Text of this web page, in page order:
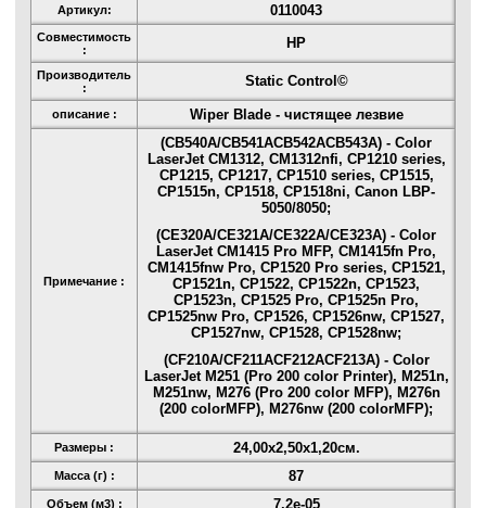
Артикул: 0110043
Совместимость
:
HP
Производитель
:
Static Control©
описание : Wiper Blade - чистящее лезвие
Примечание :
(CB540A/CB541ACB542ACB543A) - Color
LaserJet CM1312, CM1312nfi, CP1210 series,
CP1215, CP1217, CP1510 series, CP1515,
CP1515n, CP1518, CP1518ni, Canon LBP-
5050/8050;
(CE320A/CE321A/CE322A/CE323A) - Color
LaserJet CM1415 Pro MFP, CM1415fn Pro,
CM1415fnw Pro, CP1520 Pro series, CP1521,
CP1521n, CP1522, CP1522n, CP1523,
CP1523n, CP1525 Pro, CP1525n Pro,
CP1525nw Pro, CP1526, CP1526nw, CP1527,
CP1527nw, CP1528, CP1528nw;
(CF210A/CF211ACF212ACF213A) - Color
LaserJet M251 (Pro 200 color Printer), M251n,
M251nw, M276 (Pro 200 color MFP), M276n
(200 colorMFP), M276nw (200 colorMFP);
Размеры : 24,00x2,50x1,20см.
Масса (г) : 87
Объем (м3) : 7.2e-05